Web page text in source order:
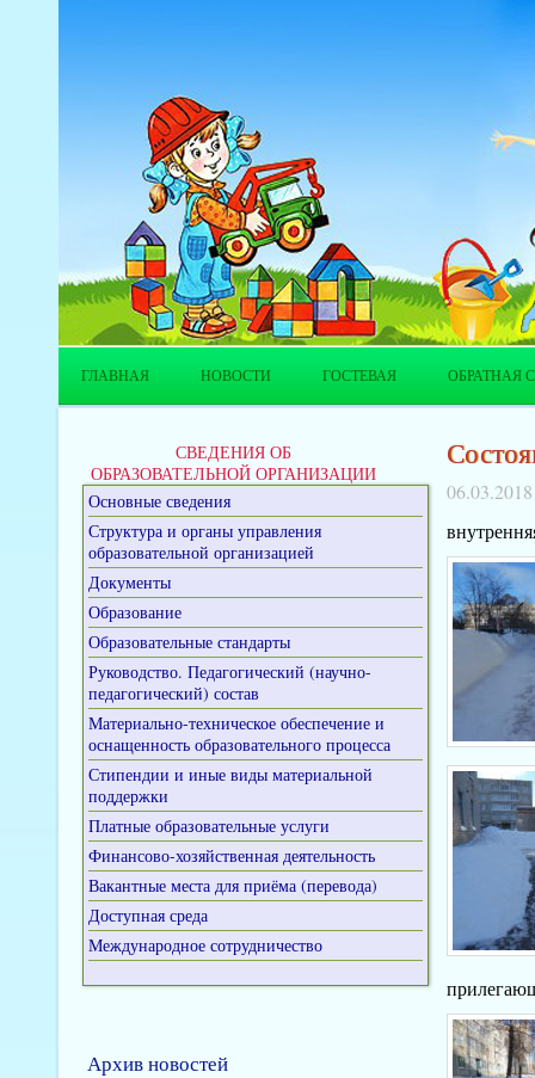
ГЛАВНАЯ НОВОСТИ ГОСТЕВАЯ ОБРАТНАЯ
СВЕДЕНИЯ ОБ
ОБРАЗОВАТЕЛЬНОЙ ОРГАНИЗАЦИИ
Основные сведения
Структура и органы управления
образовательной организацией
Документы
Образование
Образовательные стандарты
Руководство. Педагогический (научно-
педагогический) состав
Материально-техническое обеспечение и
оснащенность образовательного процесса
Стипендии и иные виды материальной
поддержки
Платные образовательные услуги
Финансово-хозяйственная деятельность
Вакантные места для приёма (перевода)
Доступная среда
Международное сотрудничество
Архив новостей
06.03.2018